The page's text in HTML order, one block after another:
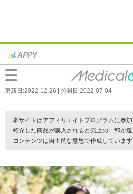
更年期障害にならない方
状を軽くする食事や睡
更新日:2022-12-26 | 公開日:2022-07-04
本サイトはアフィリエイトプログラムに参
紹介した商品が購入されると売上の一部が還
コンテンツは自主的な意思で作成しています